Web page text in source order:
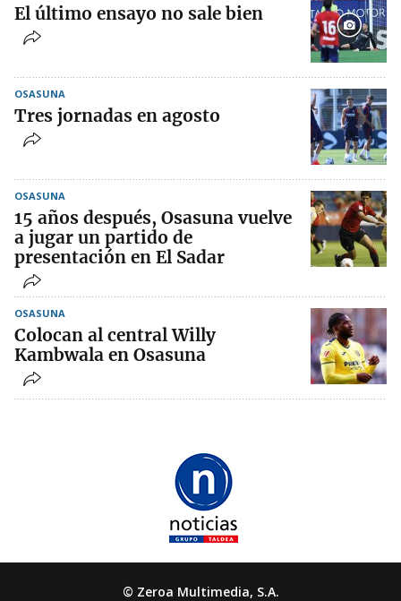
El último ensayo no sale bien
OSASUNA
Tres jornadas en agosto
OSASUNA
15 años después, Osasuna vuelve
a jugar un partido de
presentación en El Sadar
OSASUNA
Colocan al central Willy
Kambwala en Osasuna
© Zeroa Multimedia, S.A.